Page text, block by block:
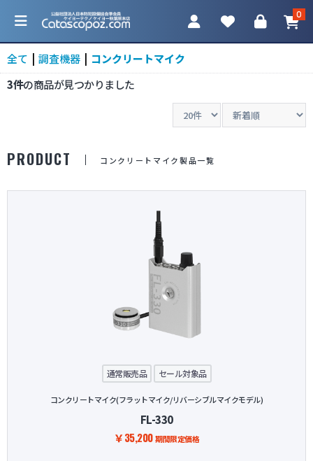
0
全て 調査機器
コンクリートマイク
3件の商品が見つかりました
PRODUCT コンクリートマイク製品一覧
通常販売品 セール対象品
コンクリートマイク(フラットマイク/リバーシブルマイクモデル)
FL-330
￥35,200期間限定価格
防犯カメラ
レコーダー
アクセサリ
調査機器